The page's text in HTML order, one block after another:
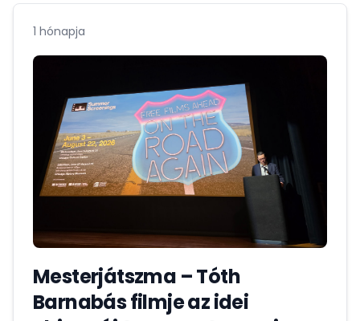
1 hónapja
Mesterjátszma – Tóth
Barnabás filmje az idei